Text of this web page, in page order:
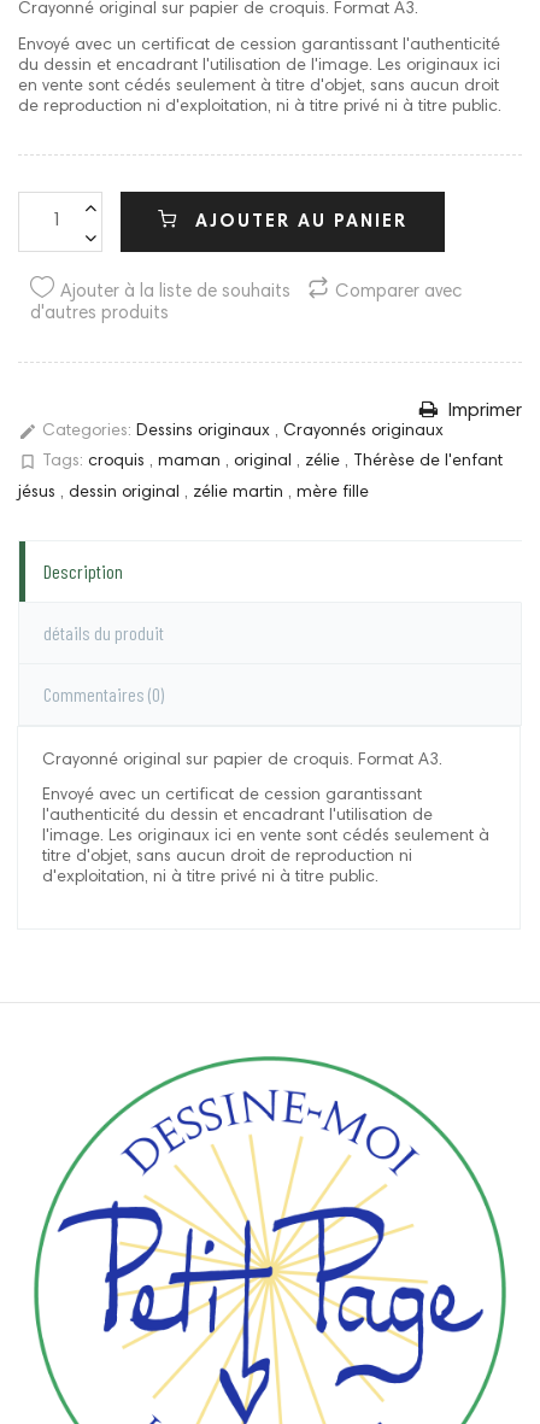
Crayonné original sur papier de croquis. Format A3.
Envoyé avec un certificat de cession garantissant l'authenticité
du dessin et encadrant l'utilisation de l'image. Les originaux ici
en vente sont cédés seulement à titre d'objet, sans aucun droit
de reproduction ni d'exploitation, ni à titre privé ni à titre public.
AJOUTER AU PANIER
Ajouter à la liste de souhaits
Comparer avec
d'autres produits
Imprimer
edit Categories: Dessins originaux , Crayonnés originaux
bookmark_border Tags: croquis , maman , original , zélie , Thérèse de l'enfant
jésus , dessin original , zélie martin , mère fille
Description
détails du produit
Commentaires (0)
Crayonné original sur papier de croquis. Format A3.
Envoyé avec un certificat de cession garantissant
l'authenticité du dessin et encadrant l'utilisation de
l'image. Les originaux ici en vente sont cédés seulement à
titre d'objet, sans aucun droit de reproduction ni
d'exploitation, ni à titre privé ni à titre public.